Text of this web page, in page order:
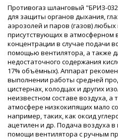
Противогаз шланговый "БРИЗ-
для защиты органов дыхания,
аэрозолей и паров (газов)
присутствующих в атмосферном
концентрации в случае подачи
помощью вентилятора, а также
недостаточного содержания
17% объёмных). Аппарат
выполнении работы средней
цистернах, колодцах и других
неизвестном составе воздуха, а
атмосфере низкокипящих мало
например, таких, как оксид
ацетилен и др. Подача воздуха в
помощи вентилятора с ручным